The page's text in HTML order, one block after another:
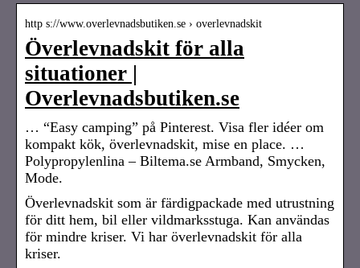
http s://www.overlevnadsbutiken.se › overlevnadskit
Överlevnadskit för alla
situationer |
Overlevnadsbutiken.se
… “Easy camping” på Pinterest. Visa fler idéer om
kompakt kök, överlevnadskit, mise en place. …
Polypropylenlina – Biltema.se Armband, Smycken,
Mode.
Överlevnadskit som är färdigpackade med utrustning
för ditt hem, bil eller vildmarksstuga. Kan användas
för mindre kriser. Vi har överlevnadskit för alla
kriser.